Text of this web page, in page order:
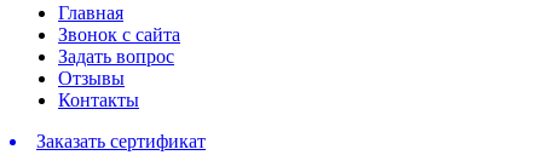
Перейти
содержимому
Главная
Звонок с сайта
Задать вопрос
Отзывы
Контакты
Заказать сертификат